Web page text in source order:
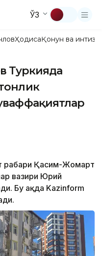
ЎЗ
ҲодисаҚонун ва
Туркияда
раҳбари Қасим-Жомарт
вазири Юрий
Бу ҳақда Kazinform